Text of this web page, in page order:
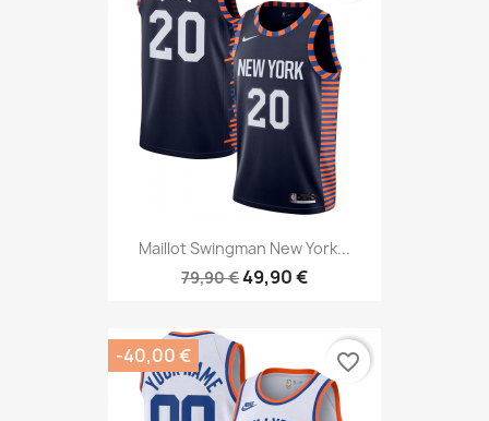
Maillot Swingman New York...
79,90 €49,90 €
-40,00 € favorite_border